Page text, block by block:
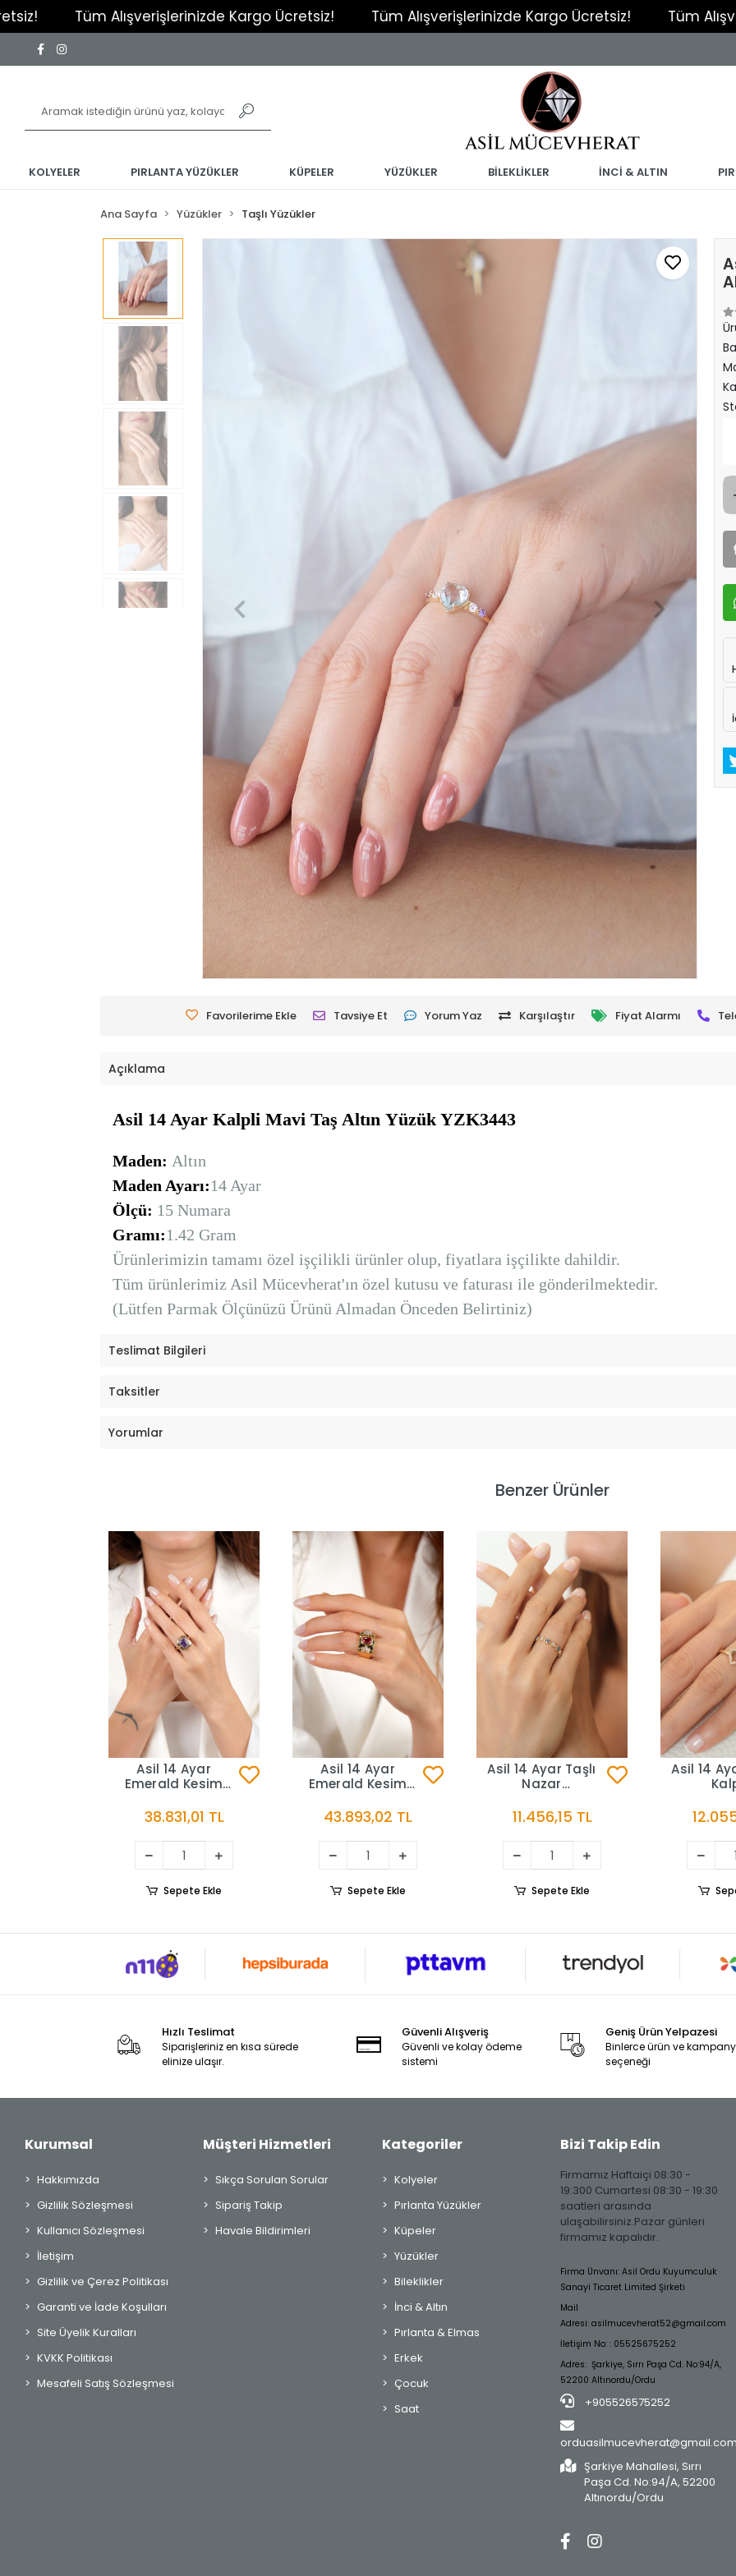
Tüm Alışverişlerinizde Kargo Ücretsiz! Tüm Alışverişlerinizde Kargo Ücretsiz! Tüm
KOLYELER PIRLANTA YÜZÜKLER KÜPELER YÜZÜKLER BİLEKLİKLER İNCİ & ALTIN
Ana Sayfa Yüzükler Taşlı Yüzükler
Favorilerime Ekle Tavsiye Et Yorum Yaz Karşılaştır Fiyat Alarmı
Açıklama
Asil 14 Ayar Kalpli Mavi Taş Altın Yüzük YZK3443
Maden: Altın
Maden Ayarı:14 Ayar
Ölçü: 15 Numara
Gramı:1.42 Gram
Ürünlerimizin tamamı özel işçilikli ürünler olup, fiyatlara işçilikte dahildir.
Tüm ürünlerimiz Asil Mücevherat'ın özel kutusu ve faturası ile gönderilmektedir.
(Lütfen Parmak Ölçünüzü Ürünü Almadan Önceden Belirtiniz)
Teslimat Bilgileri
Taksitler
Yorumlar
Benzer Ürünler
Asil 14 Ayar
Emerald Kesim
Altın Yüzük YZK3725
38.831,01 TL
Sepete Ekle
Asil 14 Ayar
Emerald Kesim
Altın Yüzük
YZK3644
43.893,02 TL
Sepete Ekle
Asil 14 Ayar Taşlı
Nazar
YZK3584
11.456,15 TL
Sepete Ekle
Asil 14
Hızlı Teslimat
Siparişleriniz en kısa sürede
elinize ulaşır.
Güvenli Alışveriş
Güvenli ve kolay ödeme
sistemi
Geniş Ürün Yelpazesi
Binlerce ürün ve
seçeneği
Kurumsal
Hakkımızda
Gizlilik Sözleşmesi
Kullanıcı Sözleşmesi
İletişim
Gizlilik ve Çerez Politikası
Garanti ve İade Koşulları
Site Üyelik Kuralları
KVKK Politikası
Mesafeli Satış Sözleşmesi
Müşteri Hizmetleri
Sıkça Sorulan Sorular
Sipariş Takip
Havale Bildirimleri
Kategoriler
Kolyeler
Pırlanta Yüzükler
Küpeler
Yüzükler
Bileklikler
İnci & Altın
Pırlanta & Elmas
Erkek
Çocuk
Saat
Bizi Takip Edin
Firmamız Haftaiçi 08:30 -
19:300 Cumartesi 08:30 - 19:30
saatleri arasında
ulaşabilirsiniz.Pazar günleri
firmamız kapalıdır.
Firma Ünvanı: Asil Ordu Kuyumculuk
Sanayi Ticaret Limited Şirketi
Mail
Adresi: asilmucevherat52@gmail.com
İletişim No: : 05525675252
Adres: Şarkiye, Sırrı Paşa Cd. No:94/A,
52200 Altınordu/Ordu
+905526575252
orduasilmucevherat@gmail.com
Şarkiye Mahallesi, Sırrı
Paşa Cd. No:94/A, 52200
Altınordu/Ordu